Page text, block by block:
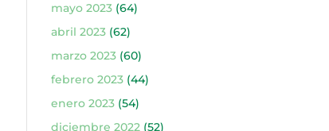
mayo 2023(64)
abril 2023(62)
marzo 2023(60)
febrero 2023(44)
enero 2023(54)
diciembre 2022(52)